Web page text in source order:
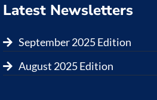
Latest Newsletters
September 2025 Edition
August 2025 Edition